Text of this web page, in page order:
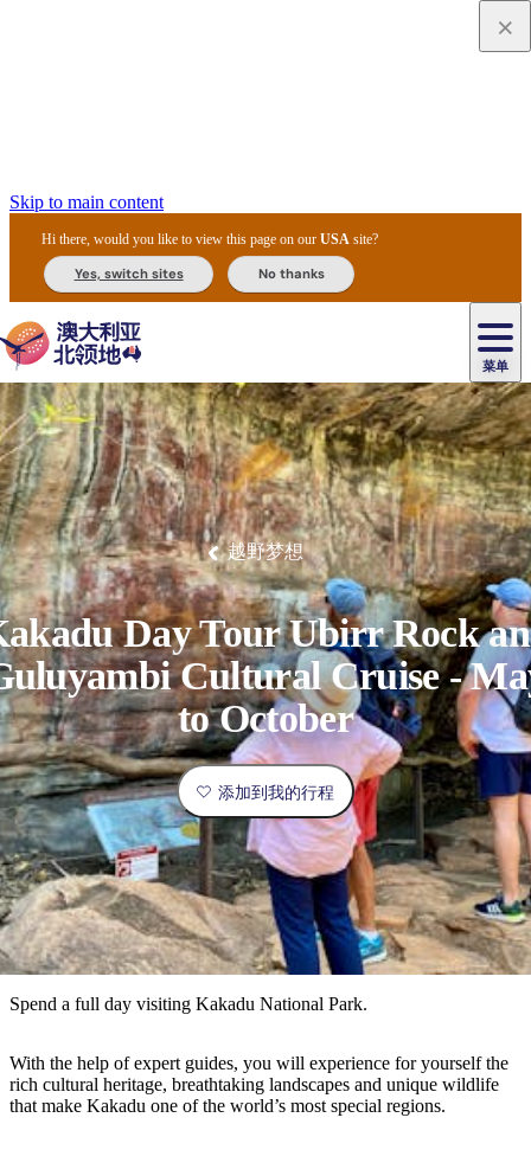
Skip to main content
Hi there, would you like to view this page on ourUSA site?
Yes, switch sites No thanks
菜单
主
导
航
景
点
最
受
欢
迎
目
的
地
内
陆
和
户
外
按
地
达
尔
文
爱
丽
斯
泉
乌
鲁
鲁
卡
卡
杜
国
家
公
园
李
治
菲
特
国
家
公
园
瓦
塔
卡
国
家
公
园
提
维
群
岛
东
阿
纳
姆
地
马
塔
兰
卡
温
泉
池
尼
特
米
鲁
克
国
家
公
园
卡
鲁
卡
鲁
/
魔
鬼
大
理
石
保
护
区
马
古
克
瀑
布
茨
奥
里
查
/
西
麦
克
唐
纳
国
家
公
园
活
动
体
验
旅
行
者
类
型
精
选
榜
单
住
民
文
化
体
验
美
食
攻
略
节
庆
与
活
动
户
外
和
探
险
自
然
和
野
生
动
植
物
历
史
和
遗
产
钓
鱼
高
端
旅
游
露
营
和
豪
华
野
营
旅
行
灵
感
规
划
您
旅
行
规
划
和
预
订
实
用
信
息
规
划
住
宿
导
游
陪
同
旅
程
租
车
和
交
通
越野梦想
Day Tour Ubirr Rock
Cultural Cruise -
to October
添加到我的行程
Spend a full day visiting Kakadu National Park.
With the help of expert guides, you will experience for yourself the
rich cultural heritage, breathtaking landscapes and unique wildlife
that make Kakadu one of the world’s most special regions.